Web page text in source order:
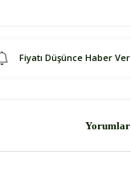
Fiyatı Düşünce Haber Ver
Yorumlar